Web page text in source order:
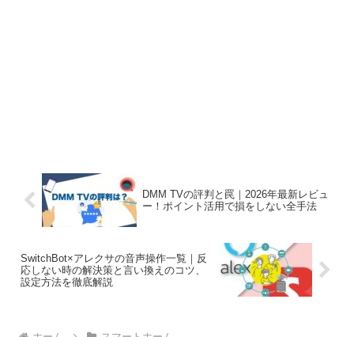
DMM TVの評判と罠｜2026年最新レビュ
ー！ポイント活用で損をしない全手法
SwitchBot×アレクサの音声操作一覧｜反
応しない時の解決策と言い換えのコツ、
設定方法を徹底解説